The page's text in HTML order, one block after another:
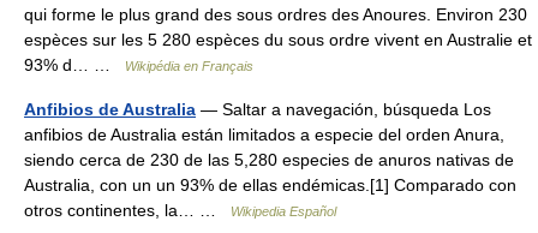
qui forme le plus grand des sous ordres des Anoures. Environ 230
espèces sur les 5 280 espèces du sous ordre vivent en Australie et
93% d… …
Wikipédia en Français
Anfibios de Australia — Saltar a navegación, búsqueda Los
anfibios de Australia están limitados a especie del orden Anura,
siendo cerca de 230 de las 5,280 especies de anuros nativas de
Australia, con un un 93% de ellas endémicas.[1] Comparado con
otros continentes, la… …
Wikipedia Español